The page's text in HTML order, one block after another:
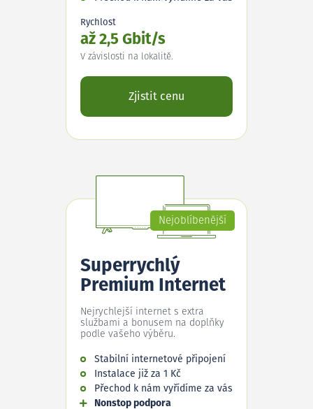
Rychlost
až 2,5 Gbit/s
V závislosti na lokalitě.
Zjistit cenu
Nejoblíbenější
Superrychlý
Premium Internet
Nejrychlejší internet s extra
službami a bonusem na doplňky
podle vašeho výběru.
Stabilní internetové připojení
Instalace již za 1 Kč
Přechod k nám vyřídíme za vás
Nonstop podpora